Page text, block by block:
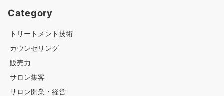
Category
トリートメント技術
カウンセリング
販売力
サロン集客
サロン開業・経営